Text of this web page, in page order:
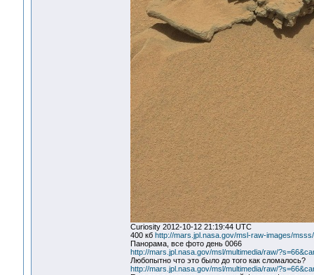
Curiosity 2012-10-12 21:19:44 UTC
400 кб http://mars.jpl.nasa.gov/msl-raw-images/
Панорама, все фото день 0066
http://mars.jpl.nasa.gov/msl/multimedia/raw/
Любопытно что это было до того как сломалось?
http://mars.jpl.nasa.gov/msl/multimedia/raw/